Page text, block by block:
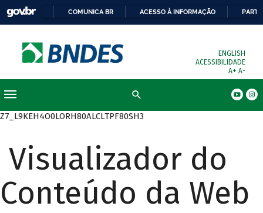
COMUNICA BR ACESSO À INFORMAÇÃO
ENGLISH
ACESSIBILIDADE
A+ A-
Z7_L9KEH4O0LORH80ALCLTPF80SH3
Visualizador do
Conteúdo da Web